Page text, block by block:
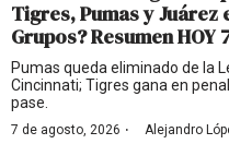
Tigres, Pumas y Juárez
Grupos? Resumen HOY
Pumas queda eliminado de la
Cincinnati; Tigres gana en
pase.
7 de agosto, 2026 · Alejandro